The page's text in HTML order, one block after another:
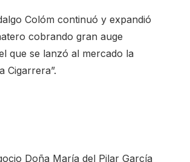
Colóm continuó y expandió
cobrando gran auge
que se lanzó al mercado la
Cigarrera”.
Doña María del Pilar García